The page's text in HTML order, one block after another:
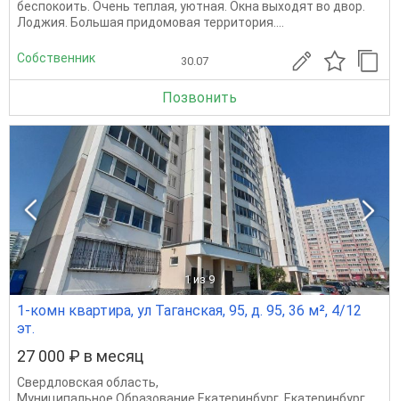
беспокоить. Очень теплая, уютная. Окна выходят во двор.
Лоджия. Большая придомовая территория....
Собственник 30.07
Позвонить
1 из 9
1-комн квартира, ул Таганская, 95, д. 95, 36 м², 4/12
эт.
27 000 ₽ в месяц
Свердловская область,